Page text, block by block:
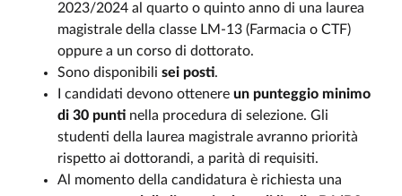
2023/2024 al quarto o quinto anno di una laurea
magistrale della classe LM-13 (Farmacia o CTF)
oppure a un corso di dottorato.
Sono disponibili sei posti.
I candidati devono ottenere un punteggio minimo
di 30 punti nella procedura di selezione. Gli
studenti della laurea magistrale avranno priorità
rispetto ai dottorandi, a parità di requisiti.
Al momento della candidatura è richiesta una